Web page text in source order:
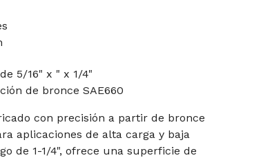
5/16" x " x 1/4"
de bronce SAE660
con precisión a partir de bronce
aplicaciones de alta carga y baja
de 1-1/4", ofrece una superficie de